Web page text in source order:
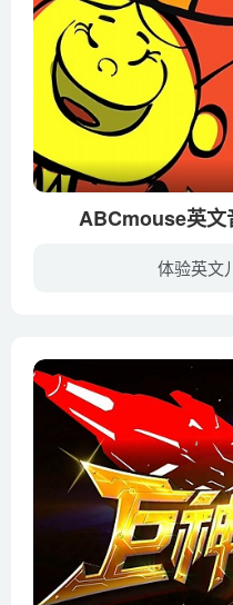
ABCmouse英
体验英文